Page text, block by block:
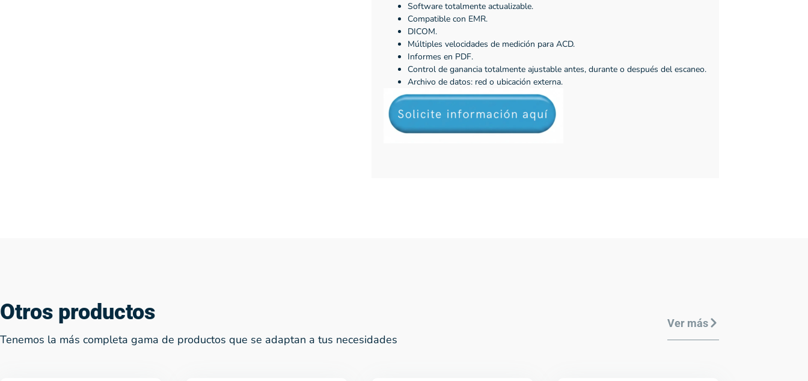
Software totalmente actualizable.
Compatible con EMR.
DICOM.
Múltiples velocidades de medición para ACD.
Informes en PDF.
Control de ganancia totalmente ajustable antes, durante o después del escaneo.
Archivo de datos: red o ubicación externa.
Otros productos
Tenemos la más completa gama de productos que se adaptan a tus necesidades
Ver más